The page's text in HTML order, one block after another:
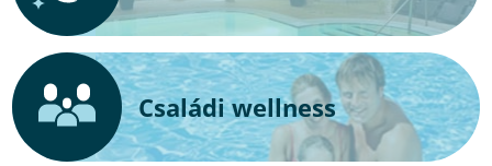
Családi wellness